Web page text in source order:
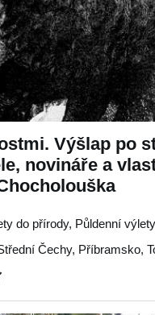
Výšlap po
novináře a
do přírody, Půldenní
Čechy, Příbramsko,